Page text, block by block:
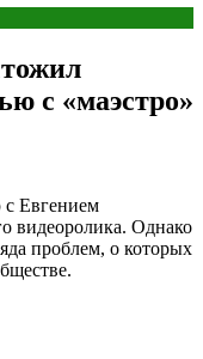
с «маэстро»
Евгением
видеоролика. Однако
проблем, о которых